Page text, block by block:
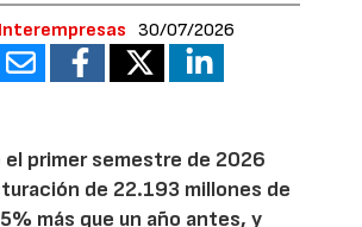
30/07/2026
el primer semestre de 2026
de 22.193 millones de
más que un año antes, y